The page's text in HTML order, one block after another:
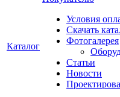
Каталог
Условия
Скачать
Фотогалерея
Статьи
Новости